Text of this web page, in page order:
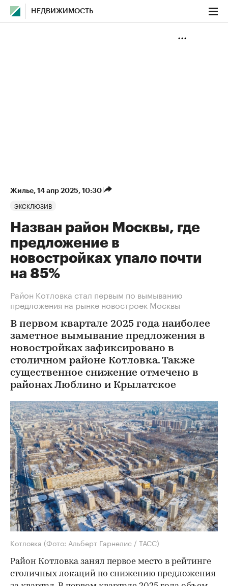
НЕДВИЖИМОСТЬ
Жилье⁠, 14 апр 2025, 10:30
ЭКСКЛЮЗИВ
Назван район Москвы, где
предложение в
новостройках упало почти
на 85%
Район Котловка стал первым по вымыванию
предложения на рынке новостроек Москвы
В первом квартале 2025 года наиболее
заметное вымывание предложения в
новостройках зафиксировано в
столичном районе Котловка. Также
существенное снижение отмечено в
районах Люблино и Крылатское
Котловка (Фото: Альберт Гарнелис / ТАСС)
Район Котловка занял первое место в рейтинге
столичных локаций по снижению предложения